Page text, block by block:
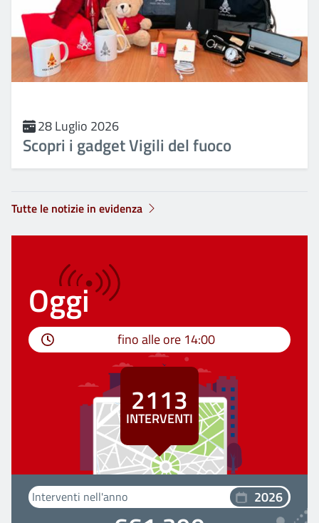
28 Luglio 2026
Scopri i gadget Vigili del fuoco
Tutte le notizie in evidenza
Oggi
fino alle ore 14:00
2113
INTERVENTI
Interventi nell'anno 2026